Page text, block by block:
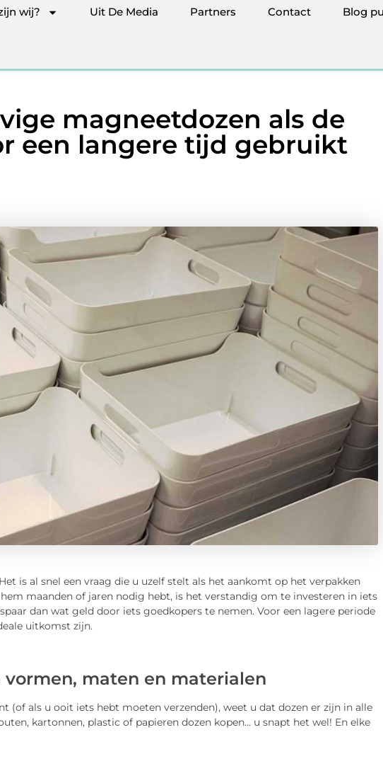
wij? Uit De Media Partners Contact Blog
magneetdozen als de
een langere tijd gebruikt
is al snel een vraag die u uzelf stelt als het aankomt op het verpakken
maanden of jaren nodig hebt, is het verstandig om te investeren in iets
dan wat geld door iets goedkopers te nemen. Voor een lagere periode
uitkomst zijn.
vormen, maten en materialen
(of als u ooit iets hebt moeten verzenden), weet u dat dozen er zijn in alle
kartonnen, plastic of papieren dozen kopen… u snapt het wel! En elke